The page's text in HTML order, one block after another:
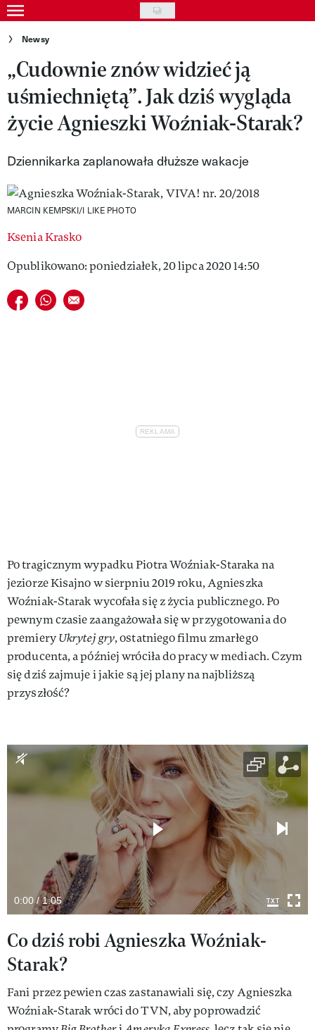
Skip
to
content
Gwiazdy
Ludzie
Moda
Uroda
Styl życia
Kultura
Wideo
Nasze akcje
VIVA!ART
VIVA!MODA
Newsy
„Cudownie znów widzieć ją
uśmiechniętą”. Jak dziś wygląda
życie Agnieszki Woźniak-Starak?
Dziennikarka zaplanowała dłuższe wakacje
MARCIN KEMPSKI/I LIKE PHOTO
Ksenia Krasko
Opublikowano: poniedziałek, 20 lipca 2020 14:50
Udostępnij na facebook
Udostępnij na whatsapp
E-mail do przyjaciela
Po tragicznym wypadku Piotra Woźniak-Staraka na
jeziorze Kisajno w sierpniu 2019 roku, Agnieszka
Woźniak-Starak wycofała się z życia publicznego. Po
pewnym czasie zaangażowała się w przygotowania do
premieryUkrytej gry, ostatniego filmu zmarłego
producenta, a później wróciła do pracy w mediach. Czym
się dziś zajmuje i jakie są jej plany na najbliższą
przyszłość?
0:00 / 1:05
Co dziś robi Agnieszka Woźniak-
Starak?
Fani przez pewien czas zastanawiali się, czy Agnieszka
Woźniak-Starak wróci do TVN, aby poprowadzić